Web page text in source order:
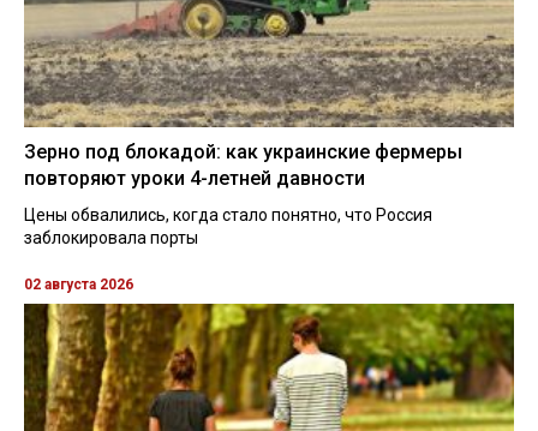
Зерно под блокадой: как украинские фермеры
повторяют уроки 4-летней давности
Цены обвалились, когда стало понятно, что Россия
заблокировала порты
02 августа 2026